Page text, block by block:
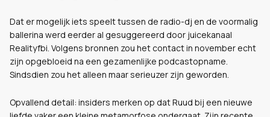
Dat er mogelijk iets speelt tussen de radio-dj en de voormalig
ballerina werd eerder al gesuggereerd door juicekanaal
Realityfbi. Volgens bronnen zou het contact in november echt
zijn opgebloeid na een gezamenlijke podcastopname.
Sindsdien zou het alleen maar serieuzer zijn geworden.
Opvallend detail: insiders merken op dat Ruud bij een nieuwe